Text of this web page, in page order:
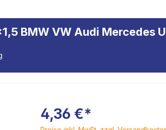
BMW VW Audi Mercedes
4,36 €*